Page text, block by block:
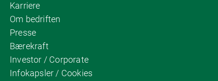
Karriere
Om bedriften
Presse
Bærekraft
Investor / Corporate
Infokapsler / Cookies